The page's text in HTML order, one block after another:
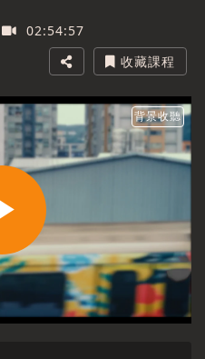
02:54:57
收藏課程
背景收聽
Play